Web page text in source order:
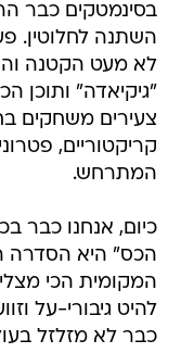
בסינמטקים כבר
השתנה לחלוטין.
לא מעט הקטנה
"גיקיאדה" ותוכן
צעירים משחקים
קריקטוריים,
המתרחש.
כיום, אנחנו כבר
הכס" היא הסדרה
המקומית הכי
להיט גיבורי-על
כבר לא מזלזל